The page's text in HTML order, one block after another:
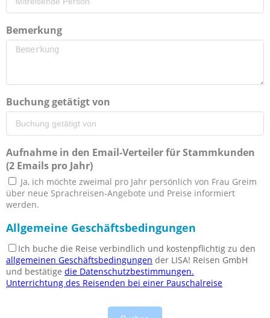
Bemerkung
Buchung getätigt von
Aufnahme in den Email-Verteiler für Stammkunden
(2 Emails pro Jahr)
Ja, ich möchte zweimal pro Jahr persönlich von Frau Greim
über neue Sprachreisen-Angebote und Preise informiert
werden.
Allgemeine Geschäftsbedingungen
Ich buche die Reise verbindlich und kostenpflichtig zu den
allgemeinen Geschäftsbedingungen der LISA! Reisen GmbH
und bestätige die Datenschutzbestimmungen.
Unterrichtung des Reisenden bei einer Pauschalreise